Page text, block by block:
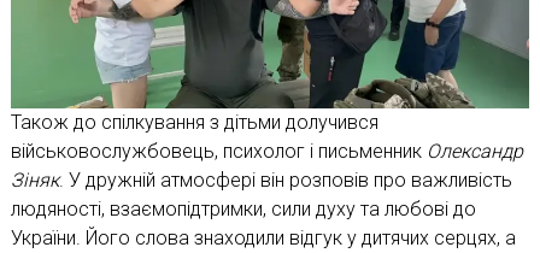
Також до спілкування з дітьми долучився
військовослужбовець, психолог і письменник Олександр
Зіняк. У дружній атмосфері він розповів про важливість
людяності, взаємопідтримки, сили духу та любові до
України. Його слова знаходили відгук у дитячих серцях, а